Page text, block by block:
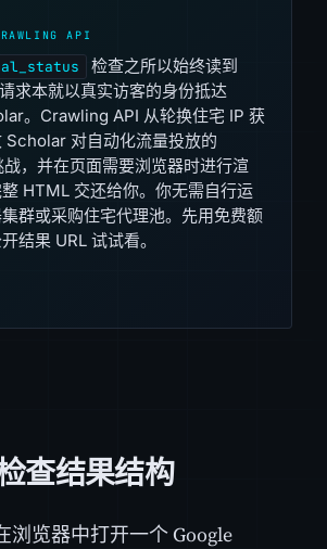
API
检查之所以始终读到
求本就以真实访客的身份抵达
。Crawling API 从轮换住宅 IP 获
Scholar 对自动化流量投放的
，并在页面需要浏览器时进行渲
HTML 交还给你。你无需自行运
群或采购住宅代理池。先用免费额
结果 URL 试试看。
查结果结构
浏览器中打开一个 Google